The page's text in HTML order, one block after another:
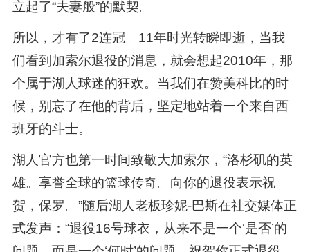
立起了“夫妻般”的默契。
所以，才有了2连冠。11年时光转瞬即逝，当我
们看到加索尔退役的消息，就会想起2010年，那
个属于湖人球迷的狂欢。当我们在赞美科比的时
候，别忘了在他的背后，坚定地站着一个来自西
班牙的斗士。
湖人官方也第一时间致敬大加索尔，“洛杉矶的英
雄。享誉全球的篮球传奇。向你的退役表示祝
贺，保罗。”随后湖人老板珍妮-巴斯在社交媒体正
式发声：“退役16号球衣，从来不是一个‘是否’的